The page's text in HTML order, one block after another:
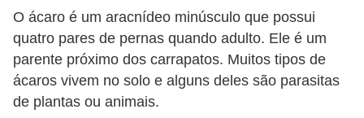
O ácaro é um aracnídeo minúsculo que possui
quatro pares de pernas quando adulto. Ele é um
parente próximo dos carrapatos. Muitos tipos de
ácaros vivem no solo e alguns deles são parasitas
de plantas ou animais.
l
C
n